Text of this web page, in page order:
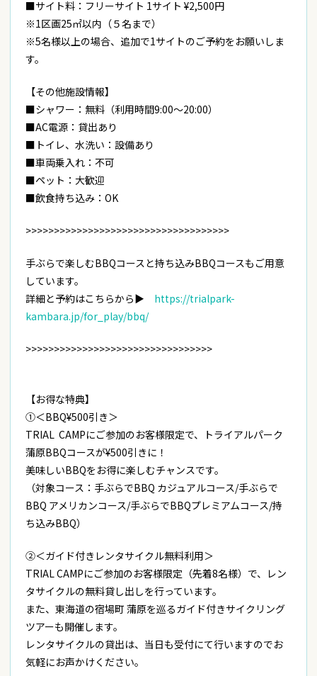
■サイト料：フリーサイト 1サイト ¥2,500円
※1区画25㎡以内（５名まで）
※5名様以上の場合、追加で1サイトのご予約をお願いしま
す。
【その他施設情報】
■シャワー：無料（利用時間9:00〜20:00）
■AC電源：貸出あり
■ トイレ、水洗い：設備あり
■車両乗入れ：不可
■ペット：大歓迎
■飲食持ち込み：OK
>>>>>>>>>>>>>>>>>>>>>>>>>>>>>>>>>>>>
手ぶらで楽しむBBQコースと持ち込みBBQコースもご用意
しています。
詳細と予約はこちらから▶ https://trialpark-
kambara.jp/for_play/bbq/
>>>>>>>>>>>>>>>>>>>>>>>>>>>>>>>>>
【お得な特典】
①＜BBQ¥500引き＞
TRIAL CAMPにご参加のお客様限定で、トライアルパーク
蒲原BBQコースが¥500引きに！
美味しいBBQをお得に楽しむチャンスです。
（対象コース：手ぶらでBBQ カジュアルコース/手ぶらで
BBQ アメリカンコース/手ぶらでBBQプレミアムコース/持
ち込みBBQ）
②＜ガイド付きレンタサイクル無料利用＞
TRIAL CAMPにご参加のお客様限定（先着8名様）で、レン
タサイクルの無料貸し出しを行っています。
また、東海道の宿場町 蒲原を巡るガイド付きサイクリング
ツアーも開催します。
レンタサイクルの貸出は、当日も受付にて行いますのでお
気軽にお声かけください。